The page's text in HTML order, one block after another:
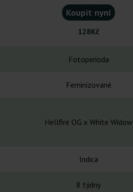
Koupit nyní
128Kč
Fotoperioda
Feminizované
Hellfire OG x White Widow
Indica
8 týdny